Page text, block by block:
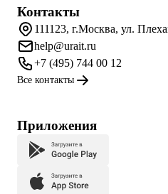
Контакты
111123, г.Москва, ул.
help@urait.ru
+7 (495) 744 00 12
Все контакты
Приложения